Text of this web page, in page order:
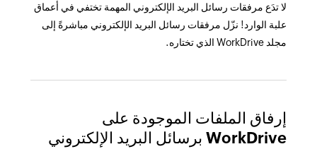
لا تدَع مرفقات رسائل البريد الإلكتروني المهمة تختفي في أعماق
علبة الوارد! نزّل مرفقات رسائل البريد الإلكتروني مباشرةً إلى
مجلد WorkDrive الذي تختاره.
إرفاق الملفات الموجودة على
WorkDrive برسائل البريد الإلكتروني